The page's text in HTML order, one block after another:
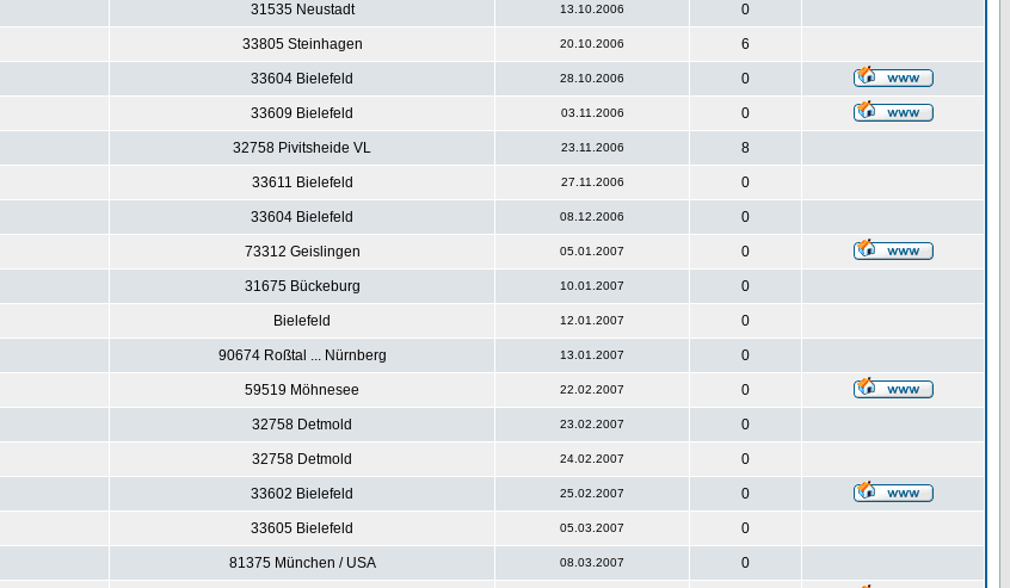
31535 Neustadt 13.10.2006 0
33805 Steinhagen 20.10.2006 6
33604 Bielefeld 28.10.2006 0
33609 Bielefeld 03.11.2006 0
32758 Pivitsheide VL 23.11.2006 8
33611 Bielefeld 27.11.2006 0
33604 Bielefeld 08.12.2006 0
73312 Geislingen 05.01.2007 0
31675 Bückeburg 10.01.2007 0
Bielefeld 12.01.2007 0
90674 Roßtal ... Nürnberg 13.01.2007 0
59519 Möhnesee 22.02.2007 0
32758 Detmold 23.02.2007 0
32758 Detmold 24.02.2007 0
33602 Bielefeld 25.02.2007 0
33605 Bielefeld 05.03.2007 0
81375 München / USA 08.03.2007 0